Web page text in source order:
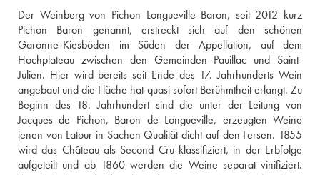
Der Weinberg von Pichon Longueville Baron, seit 2012 kurz
Pichon Baron genannt, erstreckt sich auf den schönen
Garonne-Kiesböden im Süden der Appellation, auf dem
Hochplateau zwischen den Gemeinden Pauillac und Saint-
Julien. Hier wird bereits seit Ende des 17. Jahrhunderts Wein
angebaut und die Fläche hat quasi sofort Berühmtheit erlangt. Zu
Beginn des 18. Jahrhundert sind die unter der Leitung von
Jacques de Pichon, Baron de Longueville, erzeugten Weine
jenen von Latour in Sachen Qualität dicht auf den Fersen. 1855
wird das Château als Second Cru klassifiziert, in der Erbfolge
aufgeteilt und ab 1860 werden die Weine separat vinifiziert.